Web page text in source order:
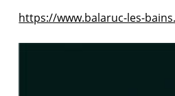
https://www.balaruc-les-